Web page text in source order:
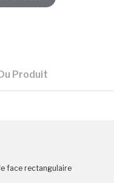
Produit
face rectangulaire